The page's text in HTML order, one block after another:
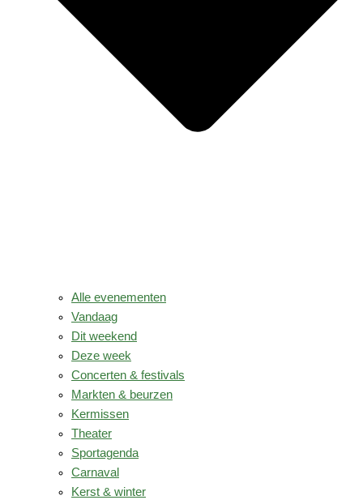
Alle evenementen
Vandaag
Dit weekend
Deze week
Concerten & festivals
Markten & beurzen
Kermissen
Theater
Sportagenda
Carnaval
Kerst & winter